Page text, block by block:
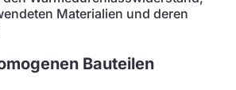
Materialien und deren
Bauteilen